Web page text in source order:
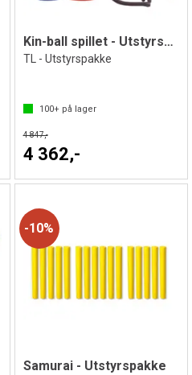
Kin-ball spillet - Utstyrspakke
TL - Utstyrspakke
100+på lager
4 847,-
4 362,-
10%
Samurai - Utstyrspakke